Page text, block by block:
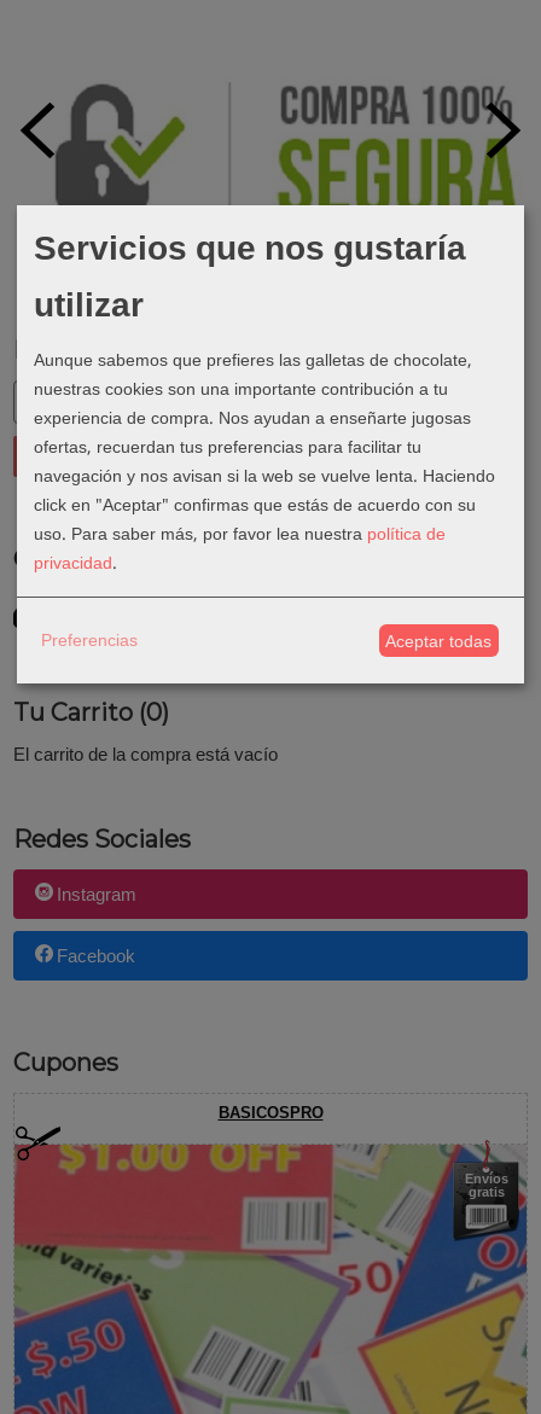
Marcas
Costes de Envío
GRATIS *
Consultar Destinos
Tu Carrito (0)
El carrito de la compra está vacío
Redes Sociales
Instagram
Facebook
Cupones
BASICOSPRO
Envíos
gratis
Servicios que nos gustaría
utilizar
Aunque sabemos que prefieres las galletas de chocolate,
nuestras cookies son una importante contribución a tu
experiencia de compra. Nos ayudan a enseñarte jugosas
ofertas, recuerdan tus preferencias para facilitar tu
navegación y nos avisan si la web se vuelve lenta. Haciendo
click en "Aceptar" confirmas que estás de acuerdo con su
uso. Para saber más, por favor lea nuestra política de
privacidad.
Preferencias Aceptar todas